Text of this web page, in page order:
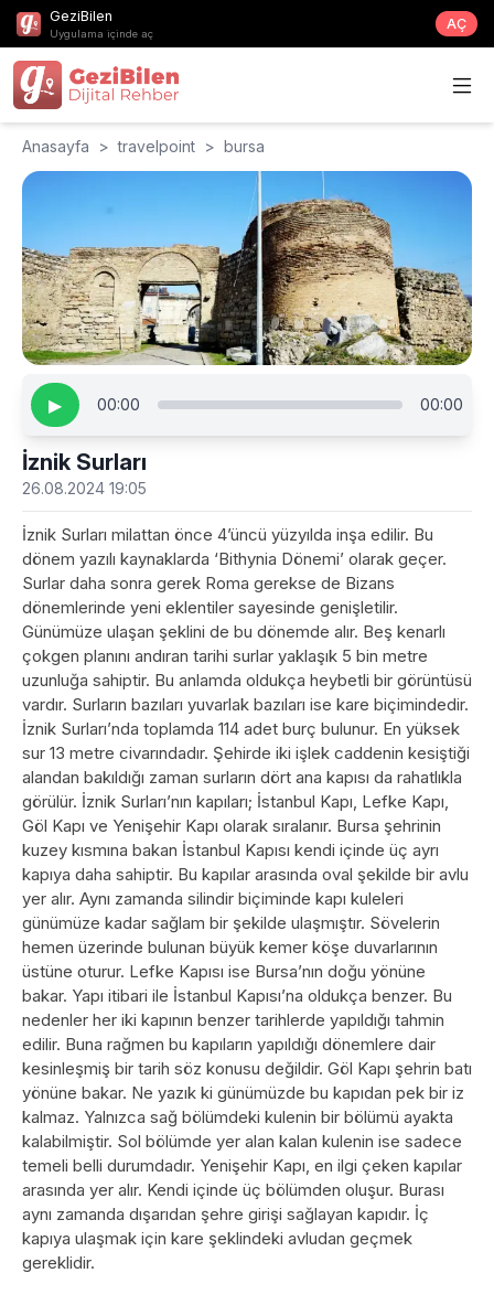
GeziBilen
Uygulama içinde aç
AÇ
Anasayfa > travelpoint > bursa
▶ 00:00 00:00
İznik Surları
26.08.2024 19:05
İznik Surları milattan önce 4’üncü yüzyılda inşa edilir. Bu
dönem yazılı kaynaklarda ‘Bithynia Dönemi’ olarak geçer.
Surlar daha sonra gerek Roma gerekse de Bizans
dönemlerinde yeni eklentiler sayesinde genişletilir.
Günümüze ulaşan şeklini de bu dönemde alır. Beş kenarlı
çokgen planını andıran tarihi surlar yaklaşık 5 bin metre
uzunluğa sahiptir. Bu anlamda oldukça heybetli bir görüntüsü
vardır. Surların bazıları yuvarlak bazıları ise kare biçimindedir.
İznik Surları’nda toplamda 114 adet burç bulunur. En yüksek
sur 13 metre civarındadır. Şehirde iki işlek caddenin kesiştiği
alandan bakıldığı zaman surların dört ana kapısı da rahatlıkla
görülür. İznik Surları’nın kapıları; İstanbul Kapı, Lefke Kapı,
Göl Kapı ve Yenişehir Kapı olarak sıralanır. Bursa şehrinin
kuzey kısmına bakan İstanbul Kapısı kendi içinde üç ayrı
kapıya daha sahiptir. Bu kapılar arasında oval şekilde bir avlu
yer alır. Aynı zamanda silindir biçiminde kapı kuleleri
günümüze kadar sağlam bir şekilde ulaşmıştır. Sövelerin
hemen üzerinde bulunan büyük kemer köşe duvarlarının
üstüne oturur. Lefke Kapısı ise Bursa’nın doğu yönüne
bakar. Yapı itibari ile İstanbul Kapısı’na oldukça benzer. Bu
nedenler her iki kapının benzer tarihlerde yapıldığı tahmin
edilir. Buna rağmen bu kapıların yapıldığı dönemlere dair
kesinleşmiş bir tarih söz konusu değildir. Göl Kapı şehrin batı
yönüne bakar. Ne yazık ki günümüzde bu kapıdan pek bir iz
kalmaz. Yalnızca sağ bölümdeki kulenin bir bölümü ayakta
kalabilmiştir. Sol bölümde yer alan kalan kulenin ise sadece
temeli belli durumdadır. Yenişehir Kapı, en ilgi çeken kapılar
arasında yer alır. Kendi içinde üç bölümden oluşur. Burası
aynı zamanda dışarıdan şehre girişi sağlayan kapıdır. İç
kapıya ulaşmak için kare şeklindeki avludan geçmek
gereklidir.